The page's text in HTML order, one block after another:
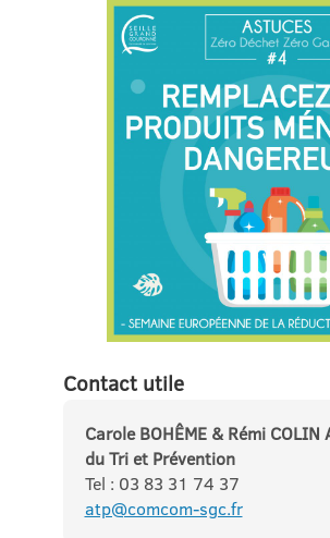
Contact utile
Carole BOHÊME & Rémi
du Tri et Prévention
Tel : 03 83 31 74 37
atp@comcom-sgc.fr